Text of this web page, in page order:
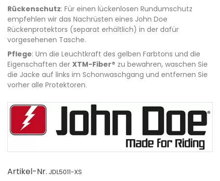
Rückenschutz: Für einen lückenlosen Rundumschutz
empfehlen wir das Nachrüsten eines John Doe
Rückenprotektors (separat erhältlich) in der dafür
vorgesehenen Tasche.
Pflege: Um die Leuchtkraft des gelben Farbtons und die
Eigenschaften der XTM-Fiber® zu bewahren, waschen Sie
die Jacke auf links im Schonwaschgang und entfernen Sie
vorher alle Protektoren.
Artikel-Nr. JDL5011-XS